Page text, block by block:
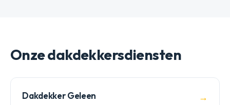
Onze dakdekkersdiensten
Dakdekker Geleen →